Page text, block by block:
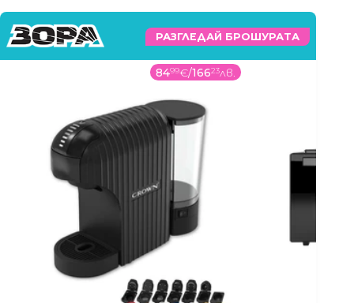
РАЗГЛЕДАЙ БРОШУРАТА
8499€/16623лв.